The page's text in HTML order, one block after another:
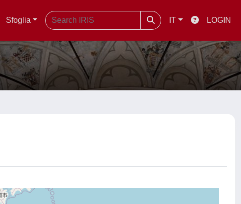
Sfoglia IT LOGIN